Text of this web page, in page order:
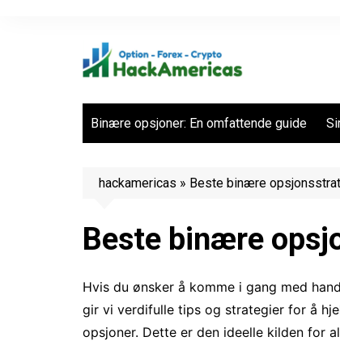
Binære opsjoner: En omfattende guide
hackamericas » Beste binære
Beste binære
Hvis du ønsker å komme i gang med
gir vi verdifulle tips og strategier for å
opsjoner. Dette er den ideelle kilden for